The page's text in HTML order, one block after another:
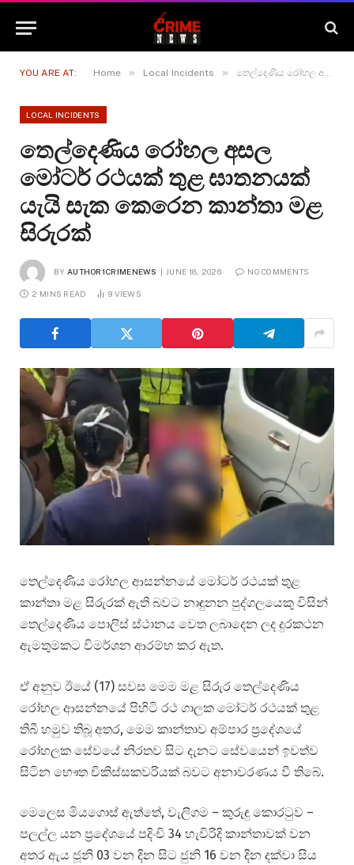
YOU ARE AT: Home » Local Incidents » තෙල්දෙණිය රෝහල අසල මෝටර් රථයක් තුළ ඝාතනයක් යැයි සැක කෙරෙන කාන්තා මළ සිරුරක්
LOCAL INCIDENTS
තෙල්දෙණිය රෝහල අසල
මෝටර් රථයක් තුළ ඝාතනයක්
යැයි සැක කෙරෙන කාන්තා මළ
සිරුරක්
BY AUTHOR1CRIMENEWS JUNE 18, 2026 NO COMMENTS
2 MINS READ 9 VIEWS
තෙල්දෙණිය රෝහල ආසන්නයේ මෝටර් රථයක් තුළ
කාන්තා මළ සිරුරක් ඇති බවට නාඳුනන පුද්ගලයෙකු විසින්
තෙල්දෙණිය පොලිස් ස්ථානය වෙත ලබාදෙන ලද දුරකථන
ඇමතුමකට විමර්ශන ආරම්භ කර ඇත.
ඒ අනුව ඊයේ (17) සවස මෙම මළ සිරුර තෙල්දෙණිය
රෝහල ආසන්නයේ පිහිටි රථ ගාලක මෝටර් රථයක් තුළ
තිබී හමුව තිබූ අතර, මෙම කාන්තාව අම්පාර ප්‍රදේශයේ
රෝහලක සේවයේ නිරතව සිට දැනට සේවයෙන් ඉවත්ව
සිටින භෞත චිකිස්සකවරියක් බවට අනාවරණය වී තිබේ.
මෙලෙස මියගොස් ඇත්තේ, වැලිගම – කුරුඳු කොරටුව –
පලල්ල යන ප්‍රදේශයේ පදිංචි 34 හැවිරිදි කාන්තාවක් වන
අතර ඇය ජූනි 03 වන දින සිට ජුනි 16 වන දින දක්වා සිය